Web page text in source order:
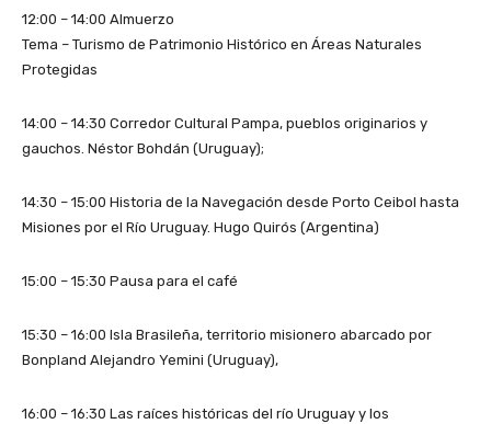
12:00 – 14:00 Almuerzo
Tema – Turismo de Patrimonio Histórico en Áreas Naturales
Protegidas
14:00 – 14:30 Corredor Cultural Pampa, pueblos originarios y
gauchos. Néstor Bohdán (Uruguay);
14:30 – 15:00 Historia de la Navegación desde Porto Ceibol hasta
Misiones por el Río Uruguay. Hugo Quirós (Argentina)
15:00 – 15:30 Pausa para el café
15:30 – 16:00 Isla Brasileña, territorio misionero abarcado por
Bonpland Alejandro Yemini (Uruguay),
16:00 – 16:30 Las raíces históricas del río Uruguay y los